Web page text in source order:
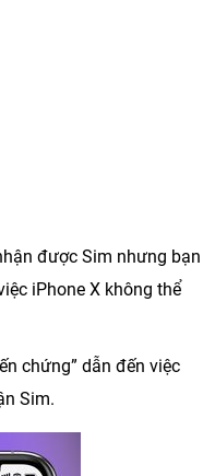
được Sim nhưng bạn
iPhone X không thể
chứng” dẫn đến việc
Sim.